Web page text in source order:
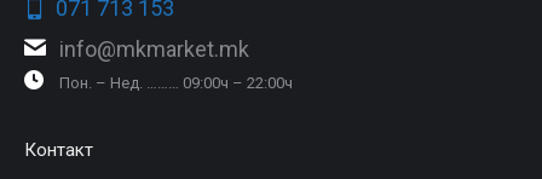
071 713 153
info@mkmarket.mk
Пон. – Нед. ……… 09:00ч – 22:00ч
Контакт